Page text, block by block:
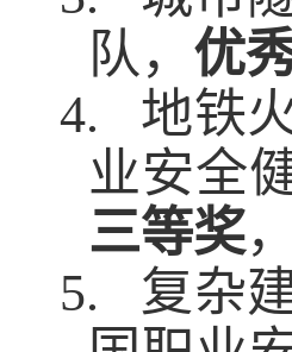
队， 优
4.
地铁
业安全
三等奖，
5.
复杂